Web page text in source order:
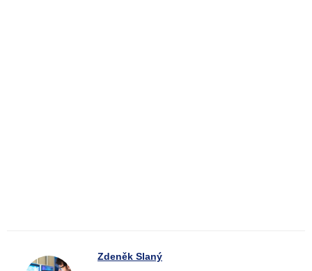
Zdeněk Slaný